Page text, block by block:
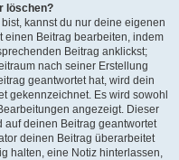
löschen?
kannst du nur deine eigenen
einen Beitrag bearbeiten, indem
Beitrag anklickst;
nach seiner Erstellung
geantwortet hat, wird dein
gekennzeichnet. Es wird sowohl
angezeigt. Dieser
auf deinen Beitrag geantwortet
deinen Beitrag überarbeitet
halten, eine Notiz hinterlassen,